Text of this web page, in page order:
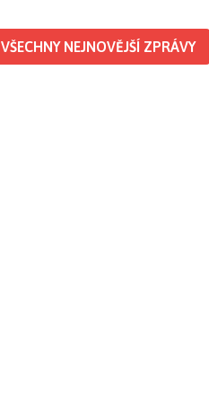
VŠECHNY NEJNOVĚJŠÍ ZPRÁVY